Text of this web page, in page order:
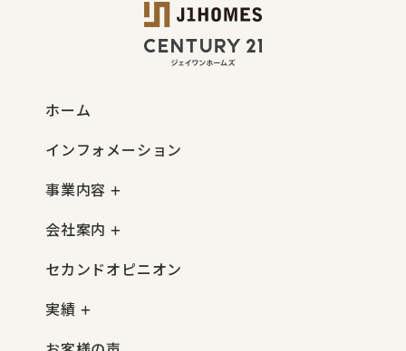
ホーム
インフォメーション
事業内容
会社案内
セカンドオピニオン
実績